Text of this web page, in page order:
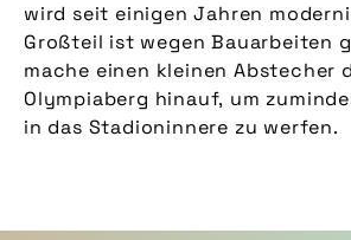
wird seit einigen Jahren
Großteil ist wegen Bauarbeiten
mache einen kleinen Abstecher
Olympiaberg hinauf, um
in das Stadioninnere zu werfen.